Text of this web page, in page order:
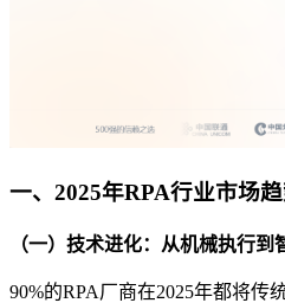
一、2025年RPA行业市场
（一）技术进化：从机械执行到
90%的RPA厂商在2025年都将传